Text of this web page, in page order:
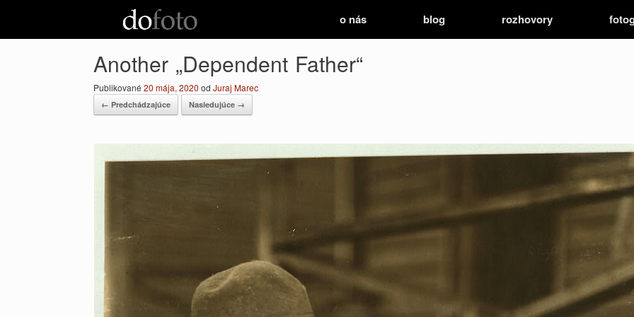
o nás blog rozhovory
Another „Dependent Father“
Publikované 20 mája, 2020 od Juraj Marec
← Predchádzajúce Nasledujúce →